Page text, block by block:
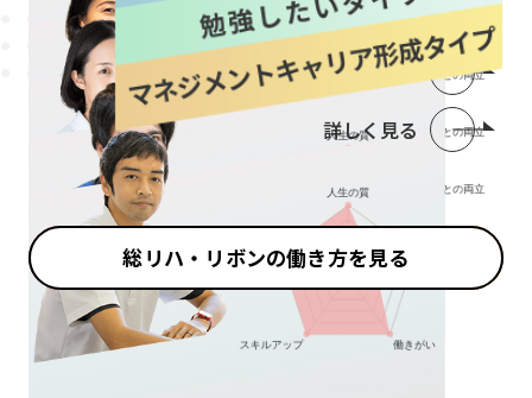
詳しく見る
詳しく見る
詳しく見る
総リハ・リボンの働き方を見る